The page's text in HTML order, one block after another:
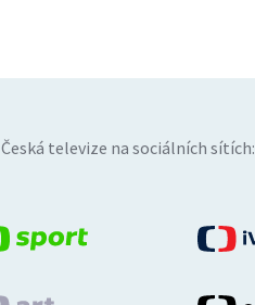
Česká televize na sociálních sítích: